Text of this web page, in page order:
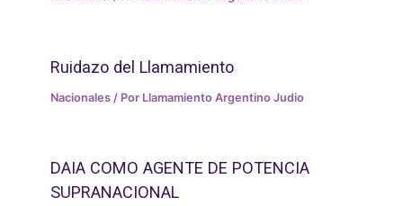
Ruidazo del Llamamiento
Nacionales / Por Llamamiento Argentino Judio
DAIA COMO AGENTE DE POTENCIA
SUPRANACIONAL